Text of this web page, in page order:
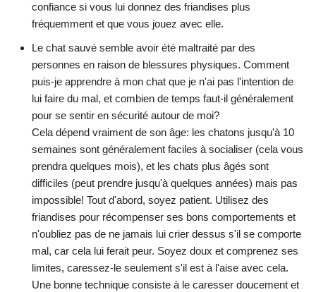
confiance si vous lui donnez des friandises plus
fréquemment et que vous jouez avec elle.
Le chat sauvé semble avoir été maltraité par des
personnes en raison de blessures physiques. Comment
puis-je apprendre à mon chat que je n'ai pas l'intention de
lui faire du mal, et combien de temps faut-il généralement
pour se sentir en sécurité autour de moi?
Cela dépend vraiment de son âge: les chatons jusqu'à 10
semaines sont généralement faciles à socialiser (cela vous
prendra quelques mois), et les chats plus âgés sont
difficiles (peut prendre jusqu'à quelques années) mais pas
impossible! Tout d'abord, soyez patient. Utilisez des
friandises pour récompenser ses bons comportements et
n'oubliez pas de ne jamais lui crier dessus s'il se comporte
mal, car cela lui ferait peur. Soyez doux et comprenez ses
limites, caressez-le seulement s'il est à l'aise avec cela.
Une bonne technique consiste à le caresser doucement et